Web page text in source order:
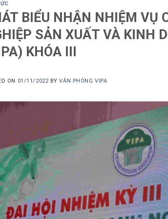
BIỂU NHẬN NHIỆM VỤ
SẢN XUẤT VÀ KINH
KHÓA III
ON 01/11/2022 BYVĂN PHÒNG VIPA